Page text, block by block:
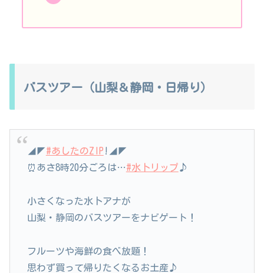
バスツアー（山梨＆静岡・日帰り）
◢◤#あしたのZIP !◢◤
⏰あさ8時20分ごろは…#水卜リップ ♪
小さくなった水卜アナが
山梨・静岡のバスツアーをナビゲート！
フルーツや海鮮の食べ放題！
思わず買って帰りたくなるお土産♪